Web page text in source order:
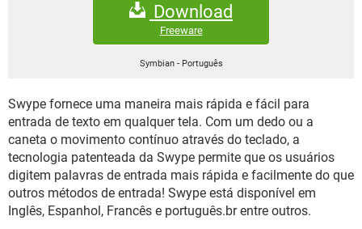
GMAIL
FACEBOOK
EXCEL
GMAIL
WHATSAPP
INSTAGRAM GMAIL
GUIA DE COMPRAS
Download
Freeware
Symbian - Português
Swype fornece uma maneira mais rápida e fácil para
entrada de texto em qualquer tela. Com um dedo ou a
caneta o movimento contínuo através do teclado, a
tecnologia patenteada da Swype permite que os usuários
digitem palavras de entrada mais rápida e facilmente do que
outros métodos de entrada! Swype está disponível em
Inglês, Espanhol, Francês e português.br entre outros.